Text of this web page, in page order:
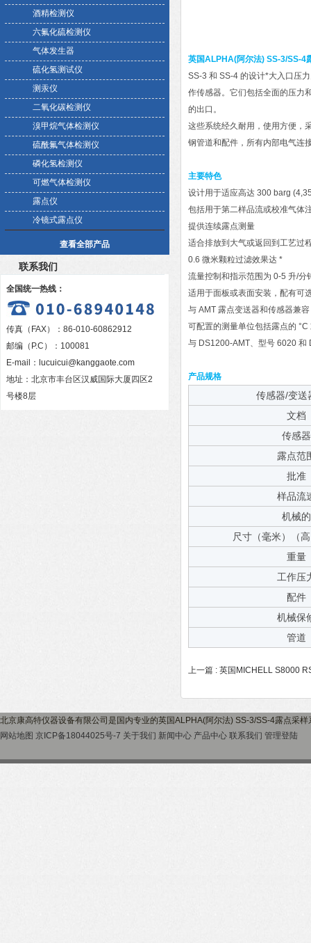
酒精检测仪
六氟化硫检测仪
气体发生器
硫化氢测试仪
测汞仪
二氧化碳检测仪
溴甲烷气体检测仪
硫酰氟气体检测仪
磷化氢检测仪
可燃气体检测仪
露点仪
冷镜式露点仪
查看全部产品
联系我们
全国统一热线：
传真（FAX）：86-010-60862912
邮编（P.C）：100081
E-mail： lucuicui@kanggaote.com
地址：北京市丰台区汉威国际大厦四区2
号楼8层
英国ALPHA(阿尔法) SS-3/SS-4
SS-3 和 SS-4 的设计*大入口压
作传感器。它们包括全面的压力
的出口。
这些系统经久耐用，使用方便，
钢管道和配件，所有内部电气连
主要特色
设计用于适应高达 300 barg
包括用于第二样品流或校准气体
提供连续露点测量
适合排放到大气或返回到工艺过
0.6 微米颗粒过滤效果达 *
流量控制和指示范围为 0-5 升/分
适用于面板或表面安装，配有可
与 AMT 露点变送器和传感器兼容
可配置的测量单位包括露点的
与 DS1200-AMT、型号 6020 和
产品规格
传感器/变送
文档
传感器
露点范
批准
样品流
机械的
尺寸（毫米）（
重量
工作压
配件
机械保
管道
上一篇 : 英国MICHELL S8000
北京康高特仪器设备有限公司是国内专业的英国ALPHA(阿尔法) SS-3/SS-4露点采
网站地图 京ICP备18044025号-7 关于我们 新闻中心 产品中心 联系我们 管理登陆